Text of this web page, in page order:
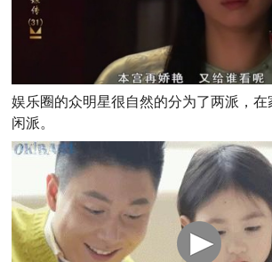
娱乐圈的众明星很自然的分为了两派，
闲派。